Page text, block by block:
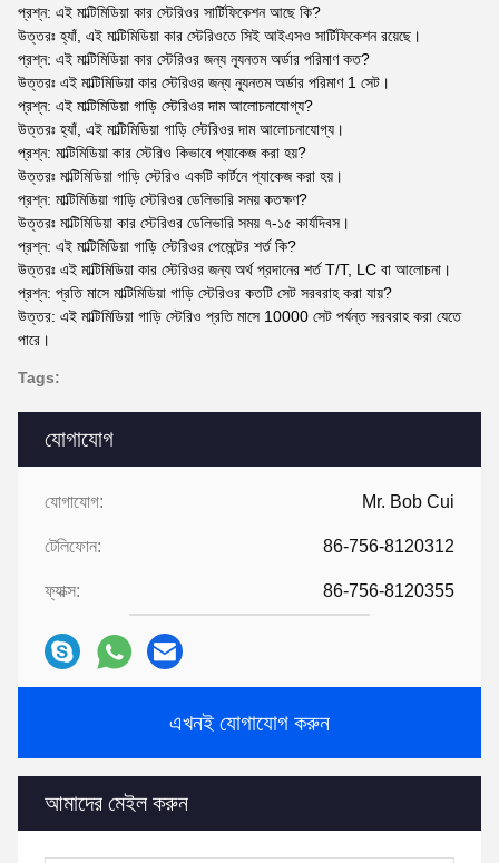
যোগাযোগ
যোগাযোগ: Mr. Bob Cui
টেলিফোন: 86-756-8120312
ফ্যাক্স: 86-756-8120355
এখনই যোগাযোগ করুন
আমাদের মেইল ​​করুন
প্রশ্ন: এই মাল্টিমিডিয়া কার স্টেরিওর সার্টিফিকেশন আছে কি?
উত্তরঃ হ্যাঁ, এই মাল্টিমিডিয়া কার স্টেরিওতে সিই আইএসও সার্টিফিকেশন রয়েছে।
প্রশ্ন: এই মাল্টিমিডিয়া কার স্টেরিওর জন্য ন্যূনতম অর্ডার পরিমাণ কত?
উত্তরঃ এই মাল্টিমিডিয়া কার স্টেরিওর জন্য ন্যূনতম অর্ডার পরিমাণ 1 সেট।
প্রশ্ন: এই মাল্টিমিডিয়া গাড়ি স্টেরিওর দাম আলোচনাযোগ্য?
উত্তরঃ হ্যাঁ, এই মাল্টিমিডিয়া গাড়ি স্টেরিওর দাম আলোচনাযোগ্য।
প্রশ্ন: মাল্টিমিডিয়া কার স্টেরিও কিভাবে প্যাকেজ করা হয়?
উত্তরঃ মাল্টিমিডিয়া গাড়ি স্টেরিও একটি কার্টনে প্যাকেজ করা হয়।
প্রশ্ন: মাল্টিমিডিয়া গাড়ি স্টেরিওর ডেলিভারি সময় কতক্ষণ?
উত্তরঃ মাল্টিমিডিয়া কার স্টেরিওর ডেলিভারি সময় ৭-১৫ কার্যদিবস।
প্রশ্ন: এই মাল্টিমিডিয়া গাড়ি স্টেরিওর পেমেন্টের শর্ত কি?
উত্তরঃ এই মাল্টিমিডিয়া কার স্টেরিওর জন্য অর্থ প্রদানের শর্ত T/T, LC বা আলোচনা।
প্রশ্ন: প্রতি মাসে মাল্টিমিডিয়া গাড়ি স্টেরিওর কতটি সেট সরবরাহ করা যায়?
উত্তর: এই মাল্টিমিডিয়া গাড়ি স্টেরিও প্রতি মাসে 10000 সেট পর্যন্ত সরবরাহ করা যেতে
পারে।
Tags: